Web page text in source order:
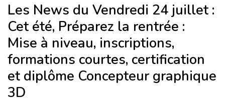
Les News du Vendredi 24 juillet :
Cet été, Préparez la rentrée :
Mise à niveau, inscriptions,
formations courtes, certification
et diplôme Concepteur graphique
3D